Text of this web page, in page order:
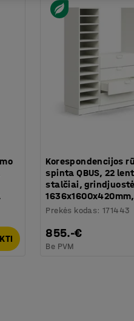
Korespondencijos
spinta QBUS, 22
stalčiai,
Prekės kodas:171443
855.-€
Be PVM